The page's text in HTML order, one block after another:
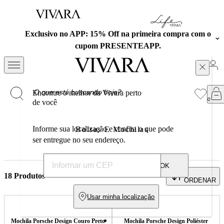
Exclusivo no APP: 15% Off na primeira compra com o
cupom PRESENTEAPP.
Bolsas E Mochilas
Bolsas e mochilas | O tamanho ideal para cada
18 Produtos ORDENAR
Mochila Porsche Design Couro Preto Mochila Porsche Design Poliéster
Encontre o melhor da Vivara perto
de você
Informe sua localização e confira o que pode
ser entregue no seu endereço.
OK
Usar minha localização